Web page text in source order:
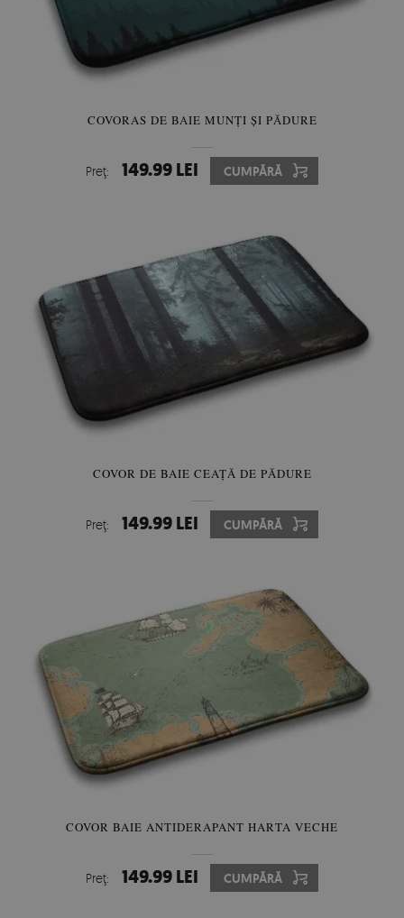
COVORAS DE BAIE MUNȚI ȘI PĂDURE
Preţ: 149.99 LEI CUMPĂRĂ
COVOR DE BAIE CEAȚĂ DE PĂDURE
Preţ: 149.99 LEI CUMPĂRĂ
COVOR BAIE ANTIDERAPANT HARTA VECHE
Preţ: 149.99 LEI CUMPĂRĂ